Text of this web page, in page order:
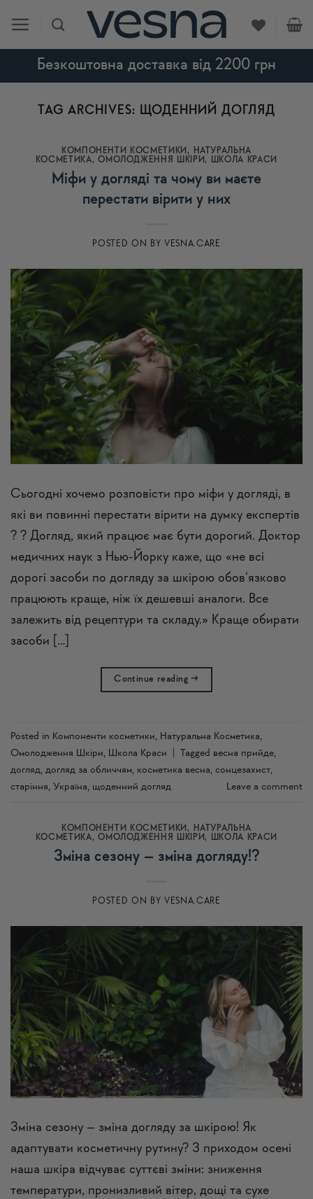
content
Безкоштовна доставка від 2200 грн
TAG ARCHIVES: ЩОДЕННИЙ ДОГЛЯД
КОМПОНЕНТИ КОСМЕТИКИ ,
НАТУРАЛЬНА
КОСМЕТИКА,ОМОЛОДЖЕННЯ ШКІРИ , ШКОЛА КРАСИ
Міфи у догляді та чому ви маєте
перестати вірити у них
POSTED ON BY VESNA.CARE
Сьогодні хочемо розповісти про міфи у догляді, в
які ви повинні перестати вірити на думку експертів
? ? Догляд, який працює має бути дорогий. Доктор
медичних наук з Нью-Йорку каже, що «не всі
дорогі засоби по догляду за шкірою обов‘язково
працюють краще, ніж їх дешевші аналоги. Все
залежить від рецептури та складу.» Краще обирати
засоби […]
Continue reading→
Posted in Компоненти косметики, Натуральна Косметика,
Омолодження Шкіри, Школа Краси Tagged весна прийде,
догляд, догляд за обличчям, косметика весна, сонцезахист,
старіння, Україна, щоденний догляд Leave a comment
КОМПОНЕНТИ КОСМЕТИКИ ,
НАТУРАЛЬНА
КОСМЕТИКА,ОМОЛОДЖЕННЯ ШКІРИ , ШКОЛА КРАСИ
Зміна сезону – зміна догляду!?
POSTED ON BY VESNA.CARE
Зміна сезону – зміна догляду за шкірою! Як
адаптувати косметичну рутину? З приходом осені
наша шкіра відчуває суттєві зміни: зниження
температури, пронизливий вітер, дощі та сухе